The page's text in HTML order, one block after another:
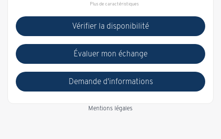
Plus de caractéristiques
Vérifier la disponibilité
Évaluer mon échange
Demande d'informations
Mentions légales